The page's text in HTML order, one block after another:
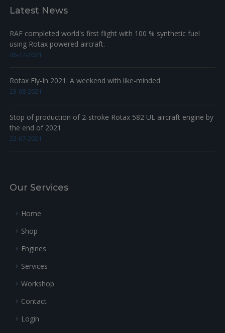
Latest News
RAF completed world's first flight with 100 % synthetic fuel
using Rotax powered aircraft.
06-12-2021
Rotax Fly-In 2021: A weekend with like-minded
23-08-2021
Stop of production of 2-stroke Rotax 582 UL aircraft engine by
the end of 2021
22-07-2021
Our Services
Home
Shop
Engines
Services
Workshop
Contact
Login